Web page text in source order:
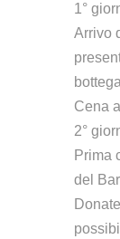
1°
Arrivo
Cena
2°
Prima
del